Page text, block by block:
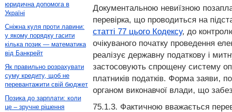
Документальною невиїзною
перевірка, що проводиться на
статті 77 цього Кодексу, до
очікуваного початку проведення
реалізує державну податкову і
застосовують спрощену систему
платників податків. Форма заяви,
органом виконавчої влади, що
75.1.3. Фактичною вважається
юридична допомога в
Україні
Сніжна куля проти лавини:
у якому порядку гасити
кілька позик — математика
від Банкрейт
Як правильно розрахувати
суму кредиту, щоб не
перевантажити свій бюджет
Позика до зарплати: коли
це – зручне рішення